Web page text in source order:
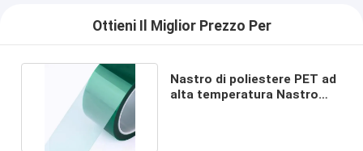
Ottieni Il Miglior Prezzo Per
Nastro di poliestere PET ad
alta temperatura Nastro